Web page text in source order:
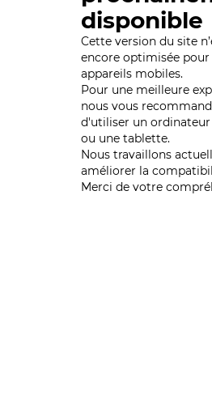
disponible
Cette version du site
encore optimisée pour
appareils mobiles.
Pour une meilleure
nous vous
d'utiliser un ordinateur
ou une tablette.
Nous travaillons
améliorer la
Merci de votre